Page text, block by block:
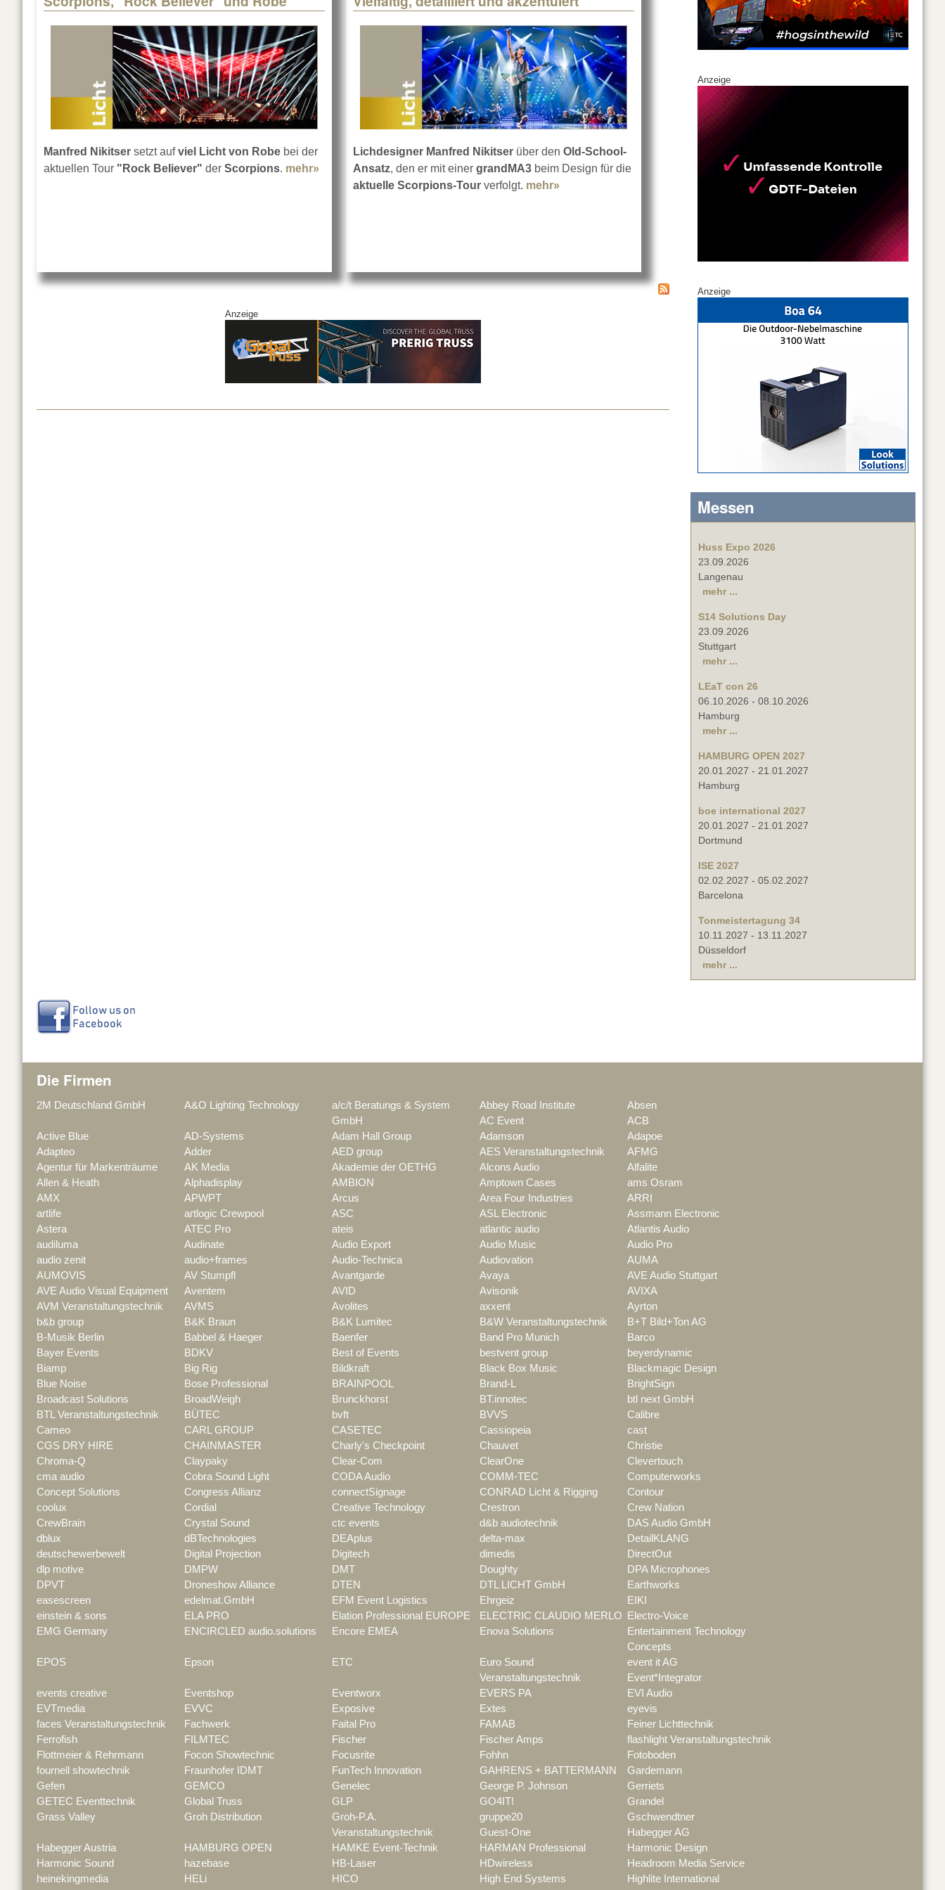
Manfred Nikitser setzt aufviel Licht von Robe bei der
aktuellen Tour "Rock Believer" der Scorpions. mehr» about Scorpions, "Rock Believer" und Robe
Lichdesigner Manfred Nikitser über den Old-School-
Ansatz, den er mit einer grandMA3 beim Design für die
aktuelle Scorpions-Tour verfolgt. mehr» about Vielfältig, detailliert und akzentuiert
Anzeige
Anzeige
Anzeige
Messen
Huss Expo 2026
23.09.2026
Langenau
mehr ...
S14 Solutions Day
23.09.2026
Stuttgart
mehr ...
LEaT con 26
06.10.2026 - 08.10.2026
Hamburg
mehr ...
HAMBURG OPEN 2027
20.01.2027 - 21.01.2027
Hamburg
boe international 2027
20.01.2027 - 21.01.2027
Dortmund
ISE 2027
02.02.2027 - 05.02.2027
Barcelona
Tonmeistertagung 34
10.11.2027 - 13.11.2027
Düsseldorf
mehr ...
Die Firmen
2M Deutschland GmbH A&O Lighting Technology
a/c/t Beratungs & System
GmbH
Abbey Road Institute
Absen
AC Event
ACB
Active Blue
AD-Systems Adam Hall Group Adamson
Adapoe
Adapteo
Adder AED group AES Veranstaltungstechnik
AFMG
Agentur für Markenträume
AK Media Akademie der OETHG Alcons Audio
Alfalite
Allen & Heath
Alphadisplay AMBION Amptown Cases
ams Osram
AMX
APWPT Arcus Area Four Industries
ARRI
artlife
artlogic Crewpool ASC ASL Electronic
Assmann Electronic
Astera
ATEC Pro ateis atlantic audio
Atlantis Audio
audiluma
Audinate Audio Export Audio Music
Audio Pro
audio zenit
audio+frames Audio-Technica Audiovation
AUMA
AUMOVIS
AV Stumpfl Avantgarde Avaya
AVE Audio Stuttgart
AVE Audio Visual Equipment
Aventem AVID Avisonik
AVIXA
AVM Veranstaltungstechnik
AVMS Avolites axxent
Ayrton
b&b group
B&K Braun B&K Lumitec B&W Veranstaltungstechnik
B+T Bild+Ton AG
B-Musik Berlin
Babbel & Haeger Baenfer Band Pro Munich
Barco
Bayer Events
BDKV Best of Events bestvent group
beyerdynamic
Biamp
Big Rig Bildkraft Black Box Music
Blackmagic Design
Blue Noise
Bose Professional BRAINPOOL Brand-L
BrightSign
Broadcast Solutions
BroadWeigh Brunckhorst BT.innotec
btl next GmbH
BTL Veranstaltungstechnik
BÜTEC bvft BVVS
Calibre
Cameo
CARL GROUP CASETEC Cassiopeia
cast
CGS DRY HIRE
CHAINMASTER Charly's Checkpoint Chauvet
Christie
Chroma-Q
Claypaky Clear-Com ClearOne
Clevertouch
cma audio
Cobra Sound Light CODA Audio COMM-TEC
Computerworks
Concept Solutions
Congress Allianz connectSignage CONRAD Licht & Rigging
Contour
coolux
Cordial Creative Technology Crestron
Crew Nation
CrewBrain
Crystal Sound ctc events d&b audiotechnik
DAS Audio GmbH
dblux
dBTechnologies DEAplus delta-max
DetailKLANG
deutschewerbewelt
Digital Projection Digitech dimedis
DirectOut
dlp motive
DMPW DMT Doughty
DPA Microphones
DPVT
Droneshow Alliance DTEN DTL LICHT GmbH
Earthworks
easescreen
edelmat.GmbH EFM Event Logistics Ehrgeiz
EIKI
einstein & sons
ELA PRO Elation Professional EUROPE ELECTRIC CLAUDIO MERLO
Electro-Voice
EMG Germany
ENCIRCLED audio.solutions Encore EMEA Enova Solutions
Entertainment Technology
Concepts
EPOS
Epson ETC
Euro Sound
Veranstaltungstechnik
event it AG
Event*Integrator
events creative
Eventshop Eventworx EVERS PA
EVI Audio
EVTmedia
EVVC Exposive Extes
eyevis
faces Veranstaltungstechnik
Fachwerk Faital Pro FAMAB
Feiner Lichttechnik
Ferrofish
FILMTEC Fischer Fischer Amps
flashlight Veranstaltungstechnik
Flottmeier & Rehrmann
Focon Showtechnic Focusrite Fohhn
Fotoboden
fournell showtechnik
Fraunhofer IDMT FunTech Innovation GAHRENS + BATTERMANN
Gardemann
Gefen
GEMCO Genelec George P. Johnson
Gerriets
GETEC Eventtechnik
Global Truss GLP GO4IT!
Grandel
Grass Valley
Groh Distribution
Groh-P.A.
Veranstaltungstechnik
gruppe20
Gschwendtner
Guest-One
Habegger AG
Habegger Austria
HAMBURG OPEN HAMKE Event-Technik HARMAN Professional
Harmonic Design
Harmonic Sound
hazebase HB-Laser HDwireless
Headroom Media Service
heinekingmedia
HELi HICO High End Systems
Highlite International